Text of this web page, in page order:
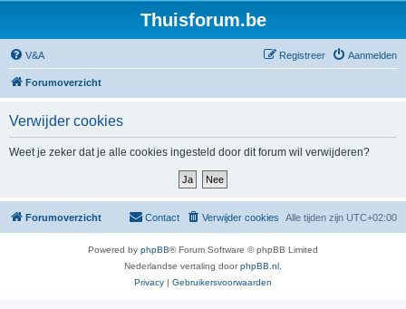
Thuisforum.be
V&A Aanmelden
Registreer
Forumoverzicht
Verwijder cookies
Weet je zeker dat je alle cookies ingesteld door dit forum wil verwijderen?
Forumoverzicht Alle tijden zijn UTC+02:00
Verwijder cookies
Contact
Powered by phpBB® Forum Software © phpBB Limited
Nederlandse vertaling doorphpBB.nl
Privacy | Gebruikersvoorwaarden